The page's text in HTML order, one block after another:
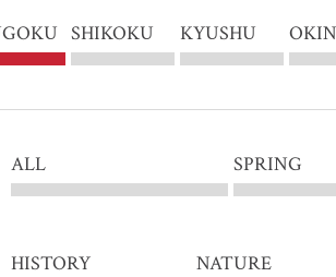
SHIKOKU KYUSHU
ALL SPRING
HISTORY NATURE